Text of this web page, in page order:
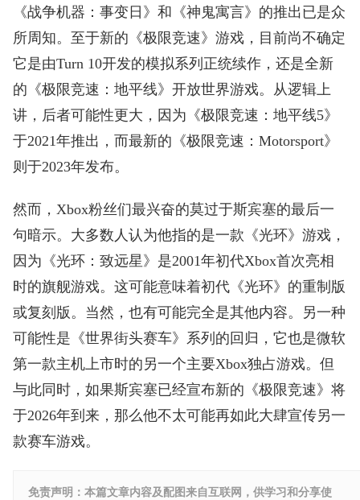
《战争机器：事变日》和《神鬼寓言》的推出已是众
所周知。至于新的《极限竞速》游戏，目前尚不确定
它是由Turn 10开发的模拟系列正统续作，还是全新
的《极限竞速：地平线》开放世界游戏。从逻辑上
讲，后者可能性更大，因为《极限竞速：地平线5》
于2021年推出，而最新的《极限竞速：Motorsport》
则于2023年发布。
然而，Xbox粉丝们最兴奋的莫过于斯宾塞的最后一
句暗示。大多数人认为他指的是一款《光环》游戏，
因为《光环：致远星》是2001年初代Xbox首次亮相
时的旗舰游戏。这可能意味着初代《光环》的重制版
或复刻版。当然，也有可能完全是其他内容。另一种
可能性是《世界街头赛车》系列的回归，它也是微软
第一款主机上市时的另一个主要Xbox独占游戏。但
与此同时，如果斯宾塞已经宣布新的《极限竞速》将
于2026年到来，那么他不太可能再如此大肆宣传另一
款赛车游戏。
免责声明：本篇文章内容及配图来自互联网，供学习和分享使